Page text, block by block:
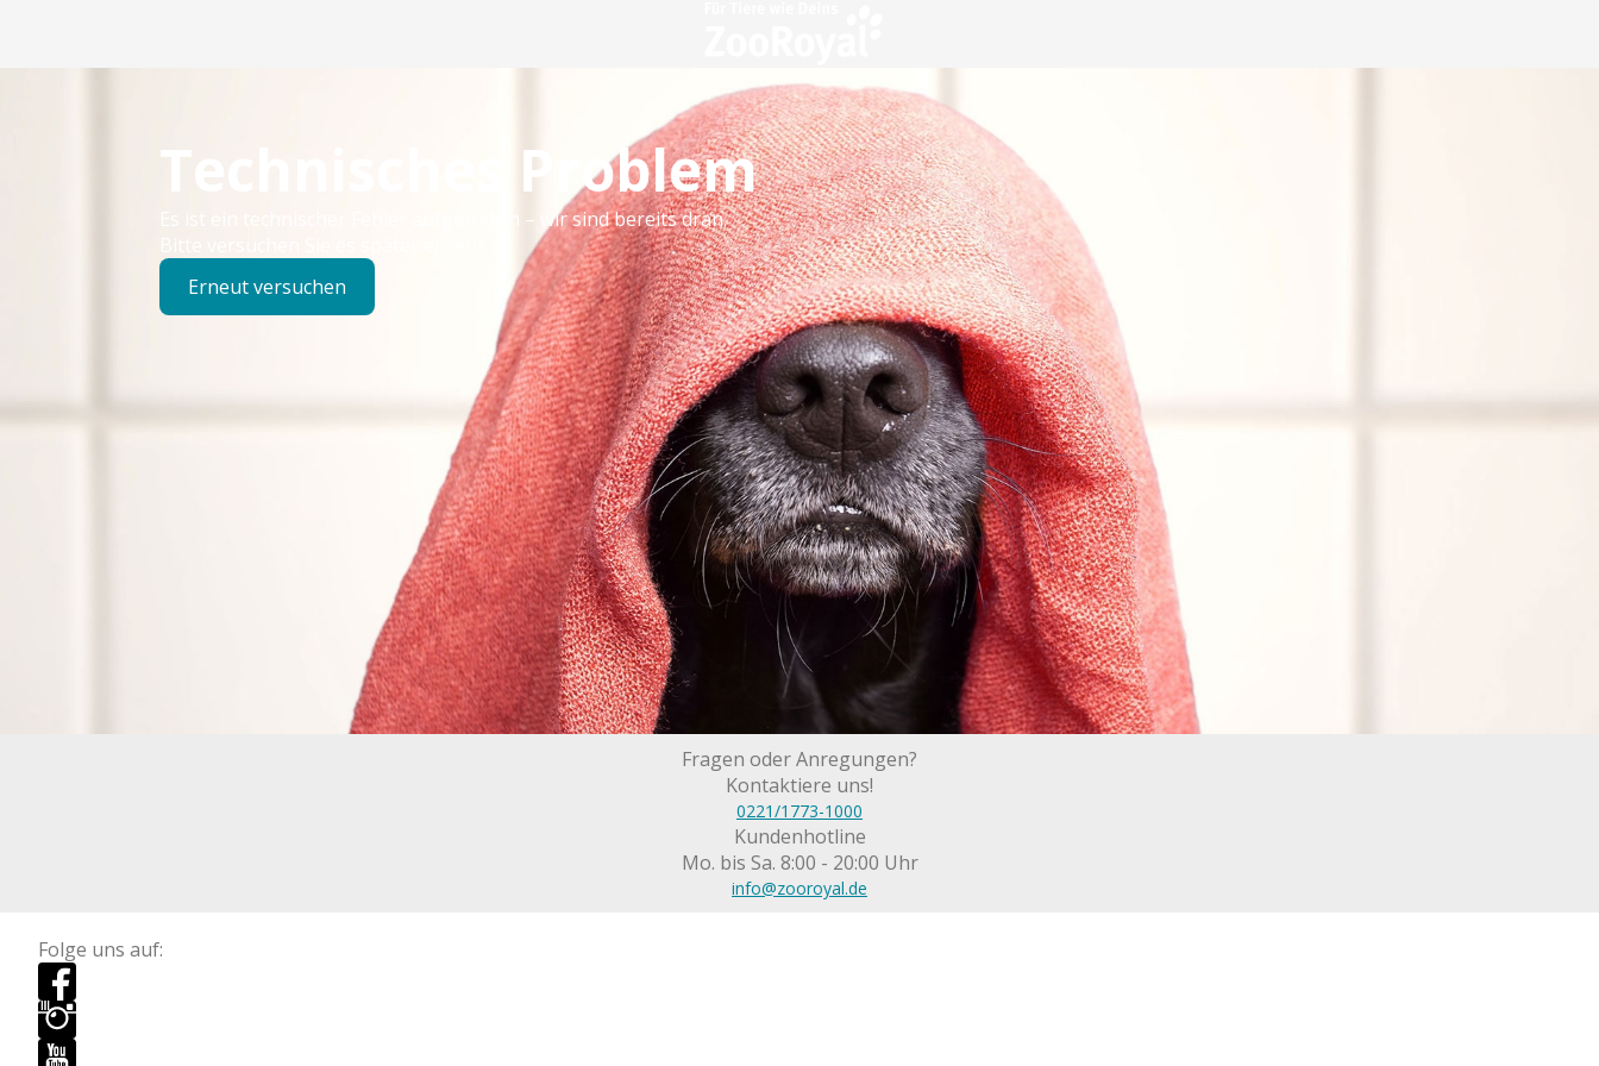
Technisches Problem
Es ist ein technischer Fehler aufgetreten – wir sind bereits dran.
Bitte versuchen Sie es später erneut.
Erneut versuchen
Fragen oder Anregungen?
Kontaktiere uns!
0221/1773-1000
Kundenhotline
Mo. bis Sa. 8:00 - 20:00 Uhr
info@zooroyal.de
Folge uns auf: